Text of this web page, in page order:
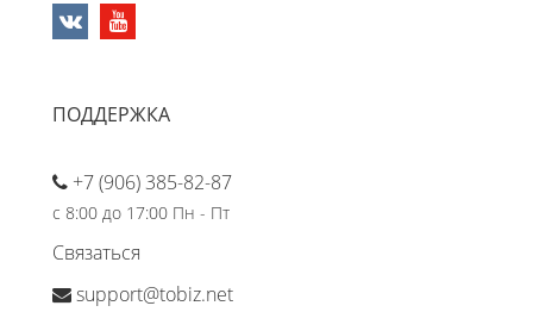
ПОДДЕРЖКА
+7 (906) 385-82-87
с 8:00 до 17:00 Пн - Пт
Связаться
support@tobiz.net